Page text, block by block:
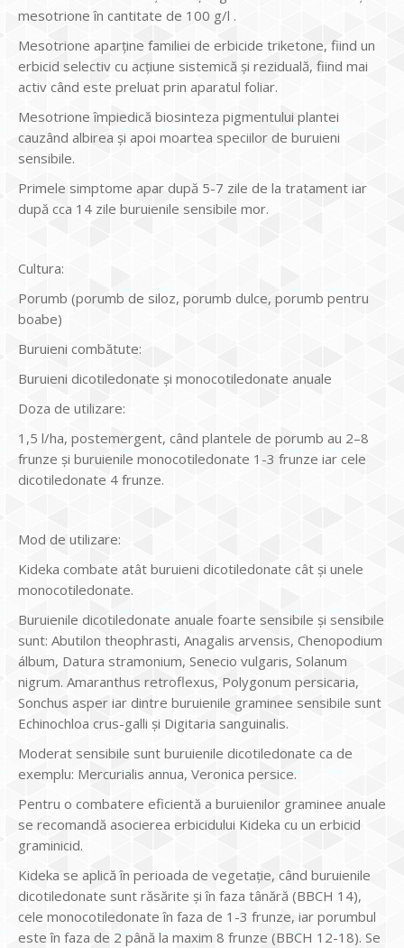
mesotrione în cantitate de 100 g/l .
Mesotrione aparține familiei de erbicide triketone, fiind un
erbicid selectiv cu acțiune sistemică și reziduală, fiind mai
activ când este preluat prin aparatul foliar.
Mesotrione împiedică biosinteza pigmentului plantei
cauzând albirea și apoi moartea speciilor de buruieni
sensibile.
Primele simptome apar după 5-7 zile de la tratament iar
după cca 14 zile buruienile sensibile mor.
Cultura:
Porumb (porumb de siloz, porumb dulce, porumb pentru
boabe)
Buruieni combătute:
Buruieni dicotiledonate și monocotiledonate anuale
Doza de utilizare:
1,5 l/ha, postemergent, când plantele de porumb au 2–8
frunze și buruienile monocotiledonate 1-3 frunze iar cele
dicotiledonate 4 frunze.
Mod de utilizare:
Kideka combate atât buruieni dicotiledonate cât și unele
monocotiledonate.
Buruienile dicotiledonate anuale foarte sensibile și sensibile
sunt: Abutilon theophrasti, Anagalis arvensis, Chenopodium
álbum, Datura stramonium, Senecio vulgaris, Solanum
nigrum. Amaranthus retroflexus, Polygonum persicaria,
Sonchus asper iar dintre buruienile graminee sensibile sunt
Echinochloa crus-galli și Digitaria sanguinalis.
Moderat sensibile sunt buruienile dicotiledonate ca de
exemplu: Mercurialis annua, Veronica persice.
Pentru o combatere eficientă a buruienilor graminee anuale
se recomandă asocierea erbicidului Kideka cu un erbicid
graminicid.
Kideka se aplică în perioada de vegetaţie, când buruienile
dicotiledonate sunt răsărite și în faza tânără (BBCH 14),
cele monocotiledonate în faza de 1-3 frunze, iar porumbul
este în faza de 2 până la maxim 8 frunze (BBCH 12-18). Se